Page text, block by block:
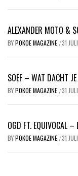
ALEXANDER MOTO &
BYPOKOE MAGAZINE /31
SOEF – WAT DACHT
BYPOKOE MAGAZINE /31
OGD FT. EQUIVOCAL –
BYPOKOE MAGAZINE /31